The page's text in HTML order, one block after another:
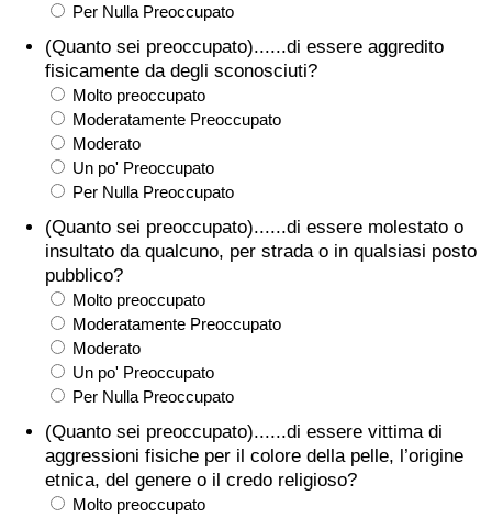
Per Nulla Preoccupato
(Quanto sei preoccupato)......di essere aggredito
fisicamente da degli sconosciuti?
Molto preoccupato
Moderatamente Preoccupato
Moderato
Un po' Preoccupato
Per Nulla Preoccupato
(Quanto sei preoccupato)......di essere molestato o
insultato da qualcuno, per strada o in qualsiasi posto
pubblico?
Molto preoccupato
Moderatamente Preoccupato
Moderato
Un po' Preoccupato
Per Nulla Preoccupato
(Quanto sei preoccupato)......di essere vittima di
aggressioni fisiche per il colore della pelle, l’origine
etnica, del genere o il credo religioso?
Molto preoccupato